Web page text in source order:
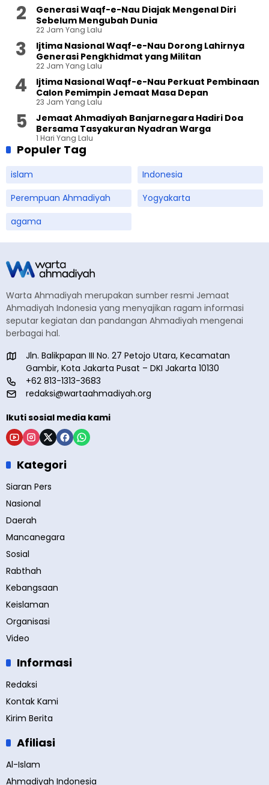
Generasi Waqf-e-Nau Diajak Mengenal Diri
Sebelum Mengubah Dunia
22 Jam Yang Lalu
Ijtima Nasional Waqf-e-Nau Dorong Lahirnya
Generasi Pengkhidmat yang Militan
22 Jam Yang Lalu
Ijtima Nasional Waqf-e-Nau Perkuat Pembinaan
Calon Pemimpin Jemaat Masa Depan
23 Jam Yang Lalu
Jemaat Ahmadiyah Banjarnegara Hadiri Doa
Bersama Tasyakuran Nyadran Warga
1 Hari Yang Lalu
Populer Tag
islam
Indonesia
Perempuan Ahmadiyah
Yogyakarta
agama
Warta Ahmadiyah merupakan sumber resmi Jemaat
Ahmadiyah Indonesia yang menyajikan ragam informasi
seputar kegiatan dan pandangan Ahmadiyah mengenai
berbagai hal.
Jln. Balikpapan III No. 27 Petojo Utara, Kecamatan
Gambir, Kota Jakarta Pusat – DKI Jakarta 10130
+62 813-1313-3683
redaksi@wartaahmadiyah.org
Ikuti sosial media kami
Kategori
Siaran Pers
Nasional
Daerah
Mancanegara
Sosial
Rabthah
Kebangsaan
Keislaman
Organisasi
Video
Informasi
Redaksi
Kontak Kami
Kirim Berita
Afiliasi
Al-Islam
Ahmadiyah Indonesia